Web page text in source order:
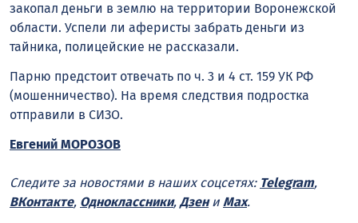
закопал деньги в землю на территории Воронежской
области. Успели ли аферисты забрать деньги из
тайника, полицейские не рассказали.
Парню предстоит отвечать по ч. 3 и 4 ст. 159 УК РФ
(мошенничество). На время следствия подростка
отправили в СИЗО.
Евгений МОРОЗОВ
Следите за новостями в наших соцсетях: Telegram,
ВКонтакте, Одноклассники, Дзени Max.